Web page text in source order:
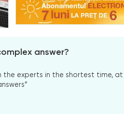
answer?
experts in the shortest time,